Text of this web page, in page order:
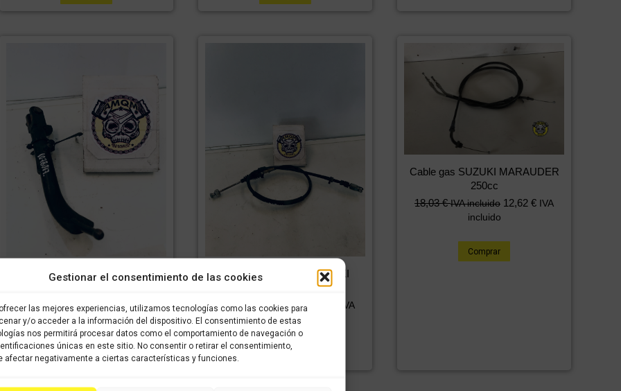
Gestionar el consentimiento de las cookies
las mejores experiencias, utilizamos tecnologías como las cookies para
y/o acceder a la información del dispositivo. El consentimiento de estas
nos permitirá procesar datos como el comportamiento de navegación o
únicas en este sitio. No consentir o retirar el consentimiento,
afectar negativamente a ciertas características y funciones.
Caballete lateral SUZUKI
59,99€ IVA incluido 42,00€ IVA
incluido
Comprar
Cable freno trasero SUZUKI
MARAUDER 250cc
34,99€ IVA incluido 24,49
IVA
incluido
Cable gas SUZUKI MARAUDER
250cc
18,03€ IVA incluido 12,62 € IVA
incluido
Comprar